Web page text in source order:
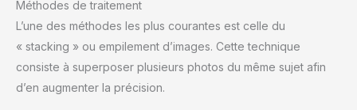
Méthodes de traitement
L’une des méthodes les plus courantes est celle du
« stacking » ou empilement d’images. Cette technique
consiste à superposer plusieurs photos du même sujet afin
d’en augmenter la précision.